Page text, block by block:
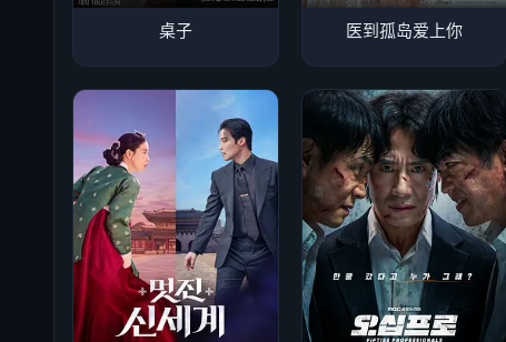
桌子 医到孤岛爱上你